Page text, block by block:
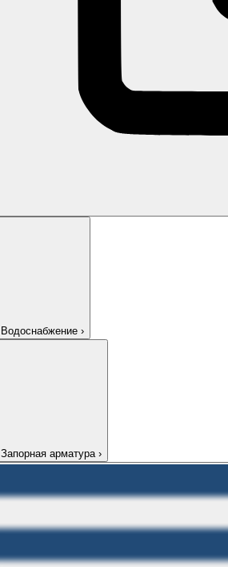
Водоснабжение ›
Запорная арматура ›